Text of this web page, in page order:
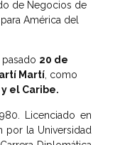
de Negocios de
América del
20 de
Martí, como
el Caribe.
Licenciado en
por la Universidad